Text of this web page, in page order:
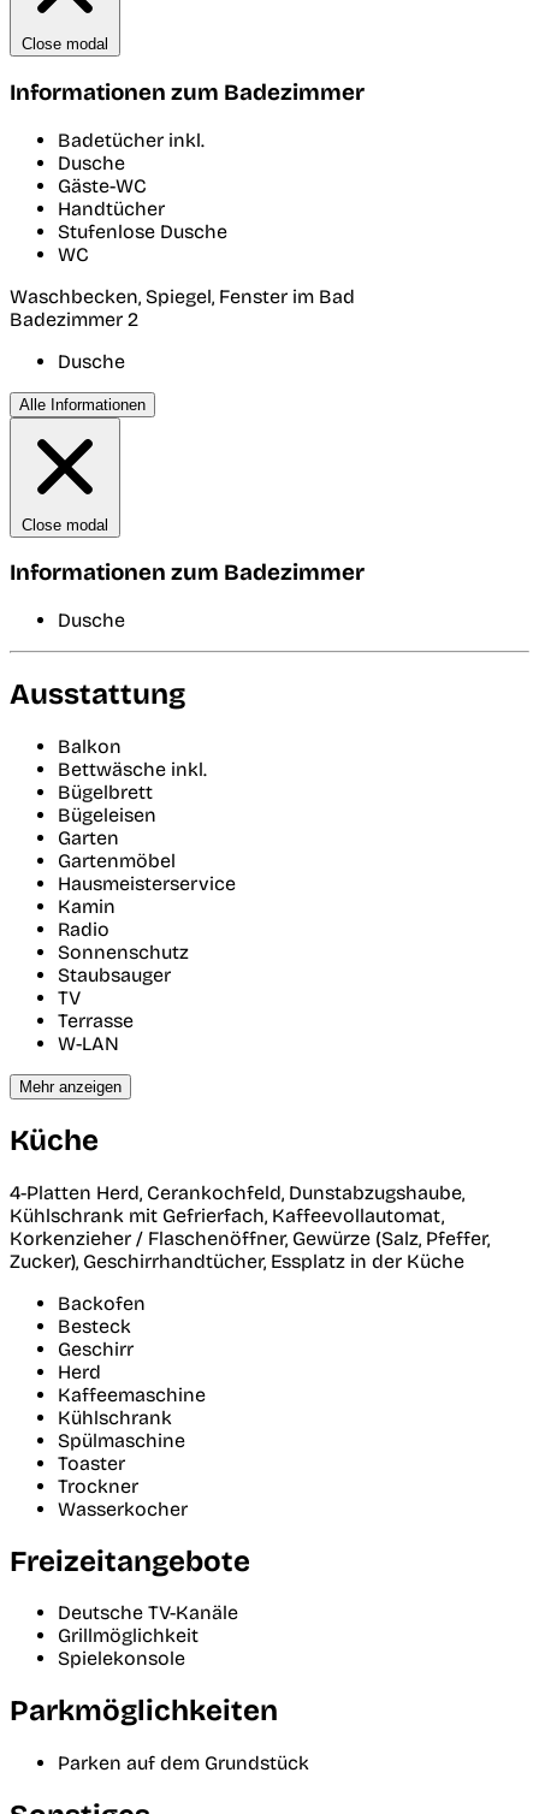
Close modal
Informationen zum Badezimmer
Badetücher inkl.
Dusche
Gäste-WC
Handtücher
Stufenlose Dusche
WC
Waschbecken, Spiegel, Fenster im Bad
Badezimmer 2
Dusche
Alle Informationen
Close modal
Informationen zum Badezimmer
Dusche
Ausstattung
Balkon
Bettwäsche inkl.
Bügelbrett
Bügeleisen
Garten
Gartenmöbel
Hausmeisterservice
Kamin
Radio
Sonnenschutz
Staubsauger
TV
Terrasse
W-LAN
Mehr anzeigen
Küche
4-Platten Herd, Cerankochfeld, Dunstabzugshaube,
Kühlschrank mit Gefrierfach, Kaffeevollautomat,
Korkenzieher / Flaschenöffner, Gewürze (Salz, Pfeffer,
Zucker), Geschirrhandtücher, Essplatz in der Küche
Backofen
Besteck
Geschirr
Herd
Kaffeemaschine
Kühlschrank
Spülmaschine
Toaster
Trockner
Wasserkocher
Freizeitangebote
Deutsche TV-Kanäle
Grillmöglichkeit
Spielekonsole
Parkmöglichkeiten
Parken auf dem Grundstück